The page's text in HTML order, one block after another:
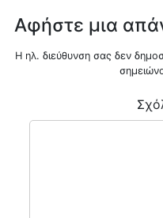
Αφήστε μια
Η ηλ. διεύθυνση σας δεν